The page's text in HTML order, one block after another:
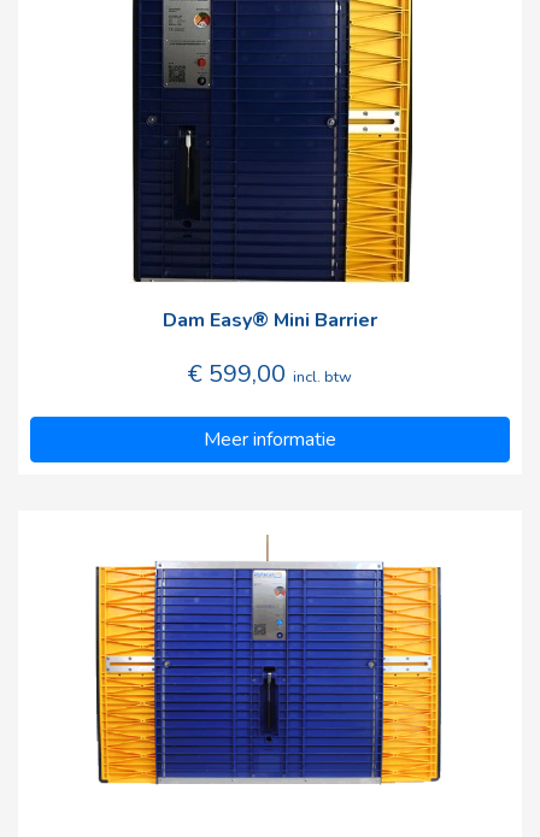
Dam Easy® Mini Barrier
€ 599,00 incl. btw
Meer informatie